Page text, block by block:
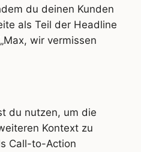
du deinen Kunden
als Teil der Headline
wir vermissen
du nutzen, um die
Kontext zu
Call-to-Action